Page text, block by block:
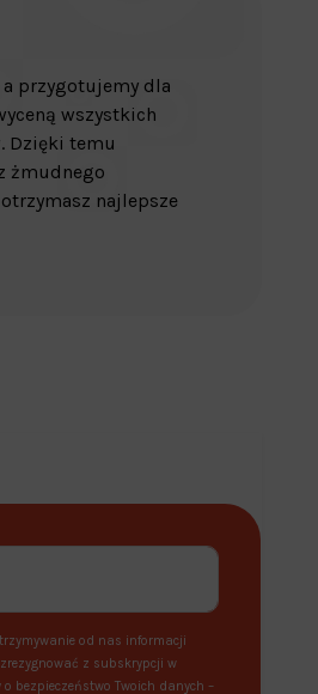
przygotujemy dla
wszystkich
Dzięki temu
żmudnego
najlepsze
od nas informacji
z subskrypcji w
bezpieczeństwo Twoich danych –